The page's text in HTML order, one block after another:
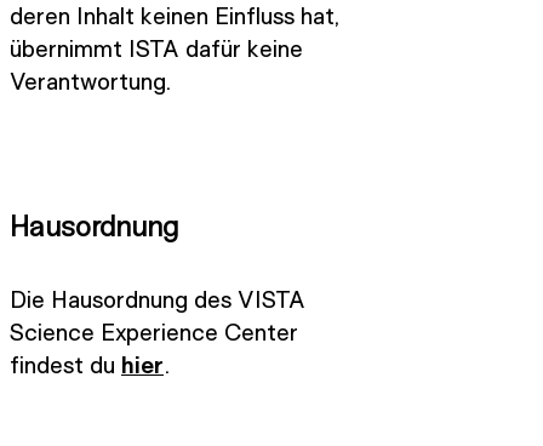
deren Inhalt keinen Einfluss hat,
übernimmt ISTA dafür keine
Verantwortung.
Hausordnung
Die Hausordnung des VISTA
Science Experience Center
findest du hier.